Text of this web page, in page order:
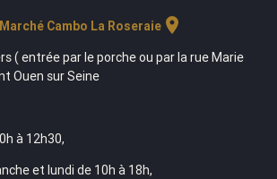
Cambo La Roseraielocation_on
( entrée par le porche ou par la rue Marie
Ouen sur Seine
à 12h30,
et lundi de 10h à 18h,